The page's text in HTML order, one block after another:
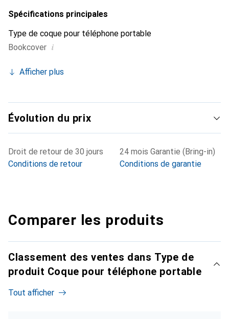
Spécifications principales
Type de coque pour téléphone portable
Bookcover i
Afficher plus
Évolution du prix
Droit de retour de 30 jours
Conditions de retour
24 mois Garantie (Bring-in)
Conditions de garantie
Comparer les produits
Classement des ventes dans Type de
produit Coque pour téléphone portable
Tout afficher